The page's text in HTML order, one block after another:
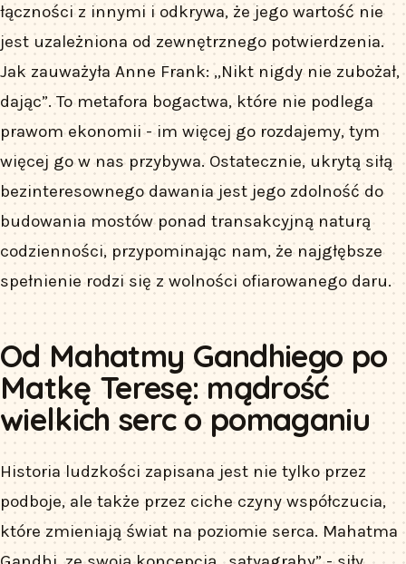
łączności z innymi i odkrywa, że jego wartość nie
jest uzależniona od zewnętrznego potwierdzenia.
Jak zauważyła Anne Frank: „Nikt nigdy nie zubożał,
dając”. To metafora bogactwa, które nie podlega
prawom ekonomii - im więcej go rozdajemy, tym
więcej go w nas przybywa. Ostatecznie, ukrytą siłą
bezinteresownego dawania jest jego zdolność do
budowania mostów ponad transakcyjną naturą
codzienności, przypominając nam, że najgłębsze
spełnienie rodzi się z wolności ofiarowanego daru.
Od Mahatmy Gandhiego po
Matkę Teresę: mądrość
wielkich serc o pomaganiu
Historia ludzkości zapisana jest nie tylko przez
podboje, ale także przez ciche czyny współczucia,
które zmieniają świat na poziomie serca. Mahatma